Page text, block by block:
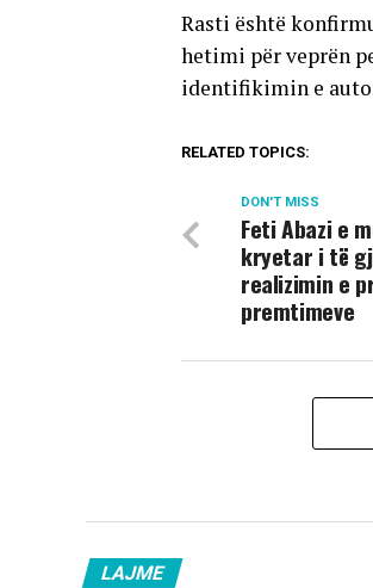
Rasti është
hetimi për veprën
identifikimin e
RELATED TOPICS:
DON'T MISS
Feti Abazi e
kryetar i të
realizimin e
premtimeve
LAJME